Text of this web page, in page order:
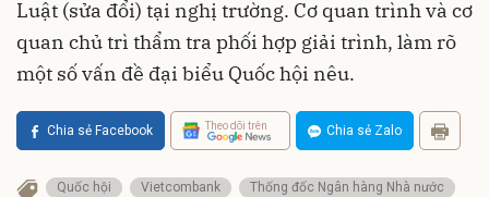
Luật (sửa đổi) tại nghị trường. Cơ quan trình và cơ
quan chủ trì thẩm tra phối hợp giải trình, làm rõ
một số vấn đề đại biểu Quốc hội nêu.
Chia sẻ Facebook Theo dõi trên Chia sẻ Zalo
Quốc hội Vietcombank
Thống đốc Ngân hàng Nhà nước